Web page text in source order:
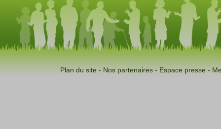
Plan du site - Nos partenaires - Espace presse -